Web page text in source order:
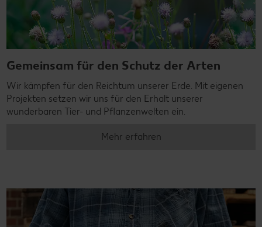
Gemeinsam für den Schutz der Arten
Wir kämpfen für den Reichtum unserer Erde. Mit eigenen
Projekten setzen wir uns für den Erhalt unserer
wunderbaren Tier- und Pflanzenwelten ein.
Mehr erfahren